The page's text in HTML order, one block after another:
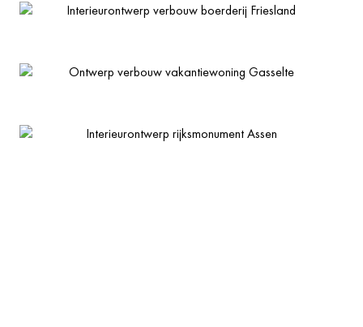
Interieurontwerp verbouw boerderij Friesland
Ontwerp verbouw vakantiewoning Gasselte
Interieurontwerp rijksmonument Assen